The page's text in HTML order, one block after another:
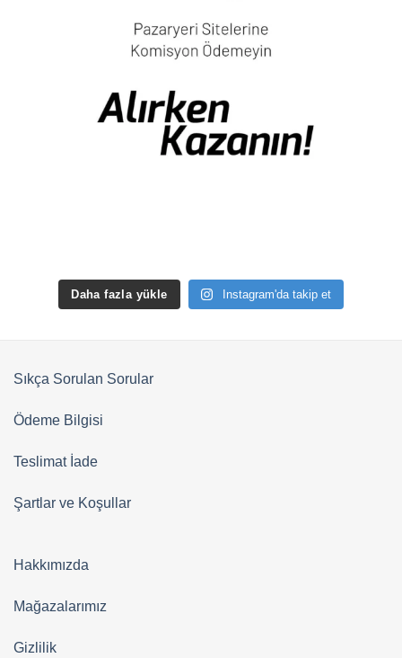
Daha fazla yükle Instagram'da takip et
Sıkça Sorulan Sorular
Ödeme Bilgisi
Teslimat İade
Şartlar ve Koşullar
Hakkımızda
Mağazalarımız
Gizlilik